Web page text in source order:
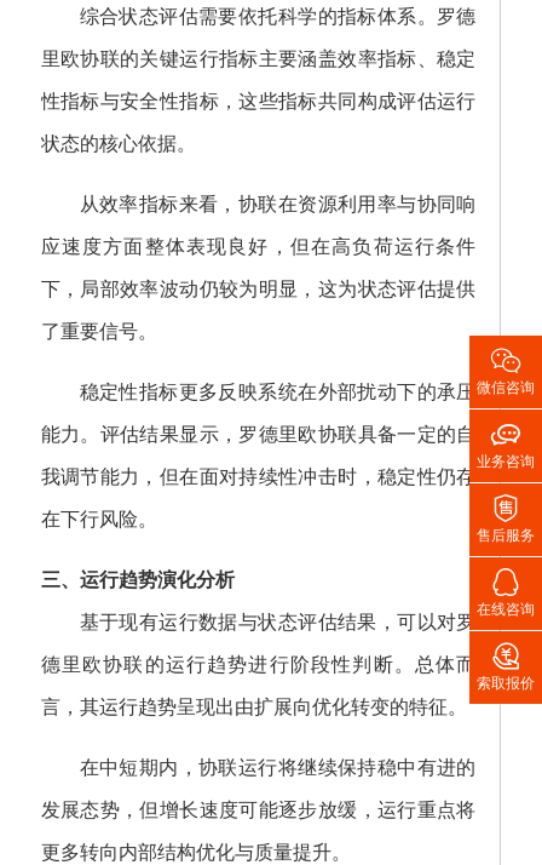
综合状态评估需要依托科学的指标体系。罗德
里欧协联的关键运行指标主要涵盖效率指标、稳定
性指标与安全性指标，这些指标共同构成评估运行
状态的核心依据。
从效率指标来看，协联在资源利用率与协同响
应速度方面整体表现良好，但在高负荷运行条件
下，局部效率波动仍较为明显，这为状态评估提供
了重要信号。
稳定性指标更多反映系统在外部扰动下的承压
能力。评估结果显示，罗德里欧协联具备一定的自
我调节能力，但在面对持续性冲击时，稳定性仍存
在下行风险。
三、运行趋势演化分析
基于现有运行数据与状态评估结果，可以对罗
德里欧协联的运行趋势进行阶段性判断。总体而
言，其运行趋势呈现出由扩展向优化转变的特征。
在中短期内，协联运行将继续保持稳中有进的
发展态势，但增长速度可能逐步放缓，运行重点将
更多转向内部结构优化与质量提升。

微信咨询

业务咨询

售后服务

在线咨询

索取报价